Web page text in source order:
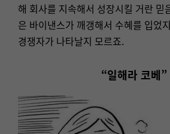
해 회사를 지속해서 성장시킬 거란 믿
은 바이낸스가 깨갱해서 수혜를 입었
경쟁자가 나타날지 모르죠.
“일해라 코베”